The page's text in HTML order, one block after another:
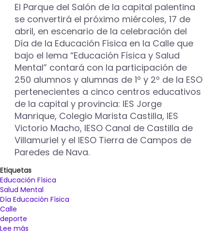
vivirá
en
la
calle
El Parque del Salón de la capital palentina
se convertirá el próximo miércoles, 17 de
abril, en escenario de la celebración del
Día de la Educación Física en la Calle que
bajo el lema “Educación Física y Salud
Mental” contará con la participación de
250 alumnos y alumnas de 1º y 2º de la ESO
pertenecientes a cinco centros educativos
de la capital y provincia: IES Jorge
Manrique, Colegio Marista Castilla, IES
Victorio Macho, IESO Canal de Castilla de
Villamuriel y el IESO Tierra de Campos de
Paredes de Nava.
Etiquetas
Educación Física
Salud Mental
Día Educación Física
Calle
deporte
Lee más